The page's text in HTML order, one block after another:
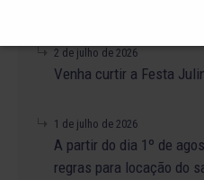
2 de julho de 2026
Venha curtir a Festa
1 de julho de 2026
A partir do dia 1º de
regras para locação do